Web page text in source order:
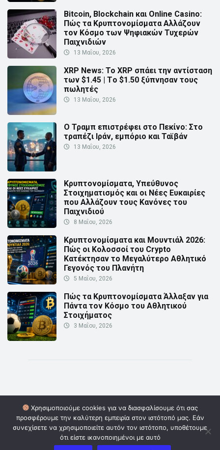
Bitcoin, Blockchain και Online Casino:
Πώς τα Κρυπτονομίσματα Αλλάζουν
τον Κόσμο των Ψηφιακών Τυχερών
Παιχνιδιών
13 Μαΐου, 2026
XRP News: Το XRP σπάει την αντίσταση
των $1.45 | Τo $1.50 ξύπνησαν τους
πωλητές
13 Μαΐου, 2026
Ο Τραμπ επιστρέφει στο Πεκίνο: Στο
τραπέζι Ιράν, εμπόριο και Ταϊβάν
13 Μαΐου, 2026
Κρυπτονομίσματα, Υπεύθυνος
Στοιχηματισμός και οι Νέες Ευκαιρίες
που Αλλάζουν τους Κανόνες του
Παιχνιδιού
8 Μαΐου, 2026
Κρυπτονομίσματα και Μουντιάλ 2026:
Πώς οι Κολοσσοί του Crypto
Κατέκτησαν το Μεγαλύτερο Αθλητικό
Γεγονός του Πλανήτη
5 Μαΐου, 2026
Πώς τα Κρυπτονομίσματα Άλλαξαν για
Πάντα τον Κόσμο του Αθλητικού
Στοιχήματος
3 Μαΐου, 2026
© Copyright 2026 | Powered by Digital Οwners
| Επικοινωνία:
info@cryptoinformer.gr
Πολιτική Απορρήτου Όροι και Προϋποθέσεις
Χρησιμοποιούμε cookies για να διασφαλίσουμε ότι σας
προσφέρουμε την καλύτερη εμπειρία στον ιστότοπό μας. Εάν
συνεχίσετε να χρησιμοποιείτε αυτόν τον ιστότοπο, υποθέτουμε
ότι είστε ικανοποιημένοι με αυτό